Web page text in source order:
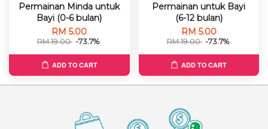
Permainan Minda untuk
Bayi (0-6 bulan)
RM 5.00
RM 19.00 -73.7%
ADD TO CART
Permainan untuk Bayi
(6-12 bulan)
RM 5.00
RM 19.00 -73.7%
ADD TO CART